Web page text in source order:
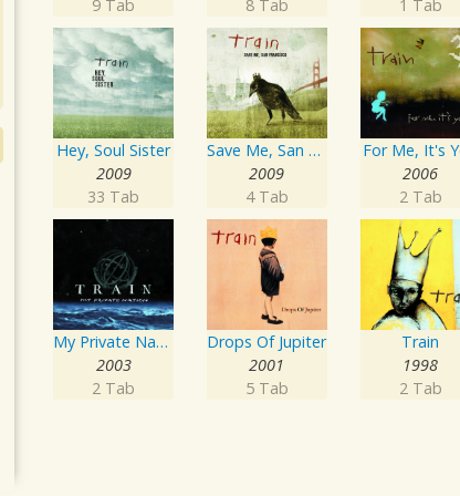
9 Tab 8 Tab 1 Tab
Hey, Soul Sister
2009
33 Tab
Save Me, San Francisco
2009
4 Tab
For Me, It's
2006
2 Tab
My Private Nation
2003
2 Tab
Drops Of Jupiter
2001
5 Tab
Train
1998
2 Tab